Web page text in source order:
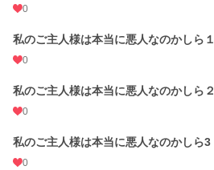
0
私のご主人様は本当に悪人なのかしら１
0
私のご主人様は本当に悪人なのかしら２
0
私のご主人様は本当に悪人なのかしら3
0